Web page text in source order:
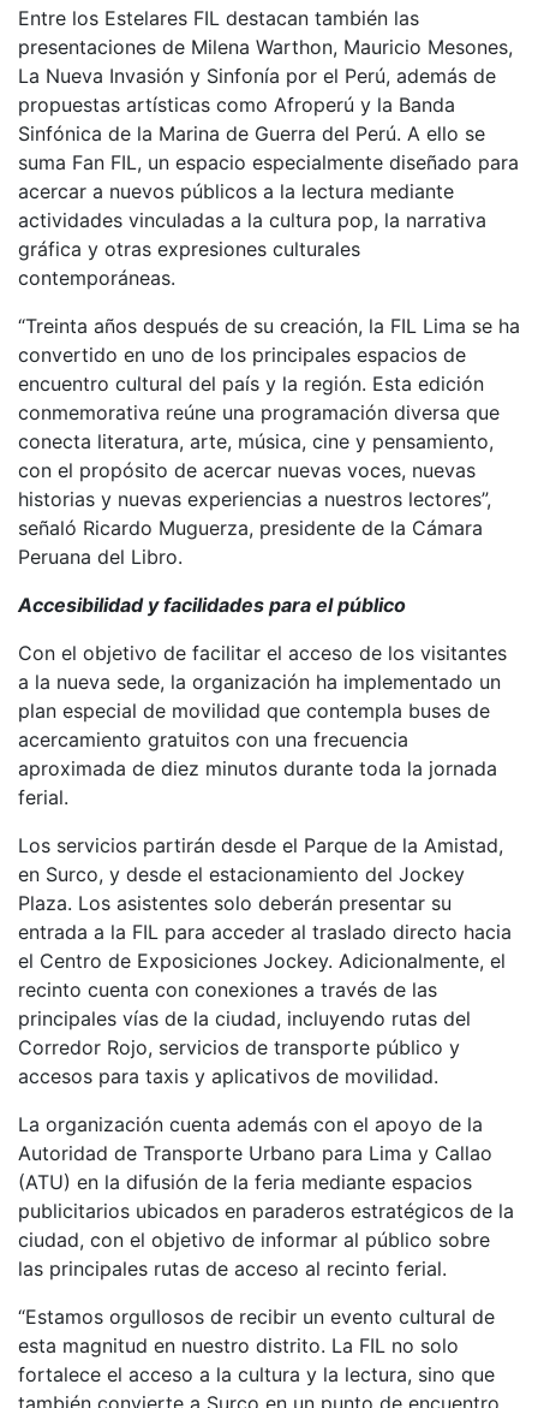
Entre los Estelares FIL destacan también las
presentaciones de Milena Warthon, Mauricio Mesones,
La Nueva Invasión y Sinfonía por el Perú, además de
propuestas artísticas como Afroperú y la Banda
Sinfónica de la Marina de Guerra del Perú. A ello se
suma Fan FIL, un espacio especialmente diseñado para
acercar a nuevos públicos a la lectura mediante
actividades vinculadas a la cultura pop, la narrativa
gráfica y otras expresiones culturales
contemporáneas.
“Treinta años después de su creación, la FIL Lima se ha
convertido en uno de los principales espacios de
encuentro cultural del país y la región. Esta edición
conmemorativa reúne una programación diversa que
conecta literatura, arte, música, cine y pensamiento,
con el propósito de acercar nuevas voces, nuevas
historias y nuevas experiencias a nuestros lectores”,
señaló Ricardo Muguerza, presidente de la Cámara
Peruana del Libro.
Accesibilidad y facilidades para el público
Con el objetivo de facilitar el acceso de los visitantes
a la nueva sede, la organización ha implementado un
plan especial de movilidad que contempla buses de
acercamiento gratuitos con una frecuencia
aproximada de diez minutos durante toda la jornada
ferial.
Los servicios partirán desde el Parque de la Amistad,
en Surco, y desde el estacionamiento del Jockey
Plaza. Los asistentes solo deberán presentar su
entrada a la FIL para acceder al traslado directo hacia
el Centro de Exposiciones Jockey. Adicionalmente, el
recinto cuenta con conexiones a través de las
principales vías de la ciudad, incluyendo rutas del
Corredor Rojo, servicios de transporte público y
accesos para taxis y aplicativos de movilidad.
La organización cuenta además con el apoyo de la
Autoridad de Transporte Urbano para Lima y Callao
(ATU) en la difusión de la feria mediante espacios
publicitarios ubicados en paraderos estratégicos de la
ciudad, con el objetivo de informar al público sobre
las principales rutas de acceso al recinto ferial.
“Estamos orgullosos de recibir un evento cultural de
esta magnitud en nuestro distrito. La FIL no solo
fortalece el acceso a la cultura y la lectura, sino que
también convierte a Surco en un punto de encuentro